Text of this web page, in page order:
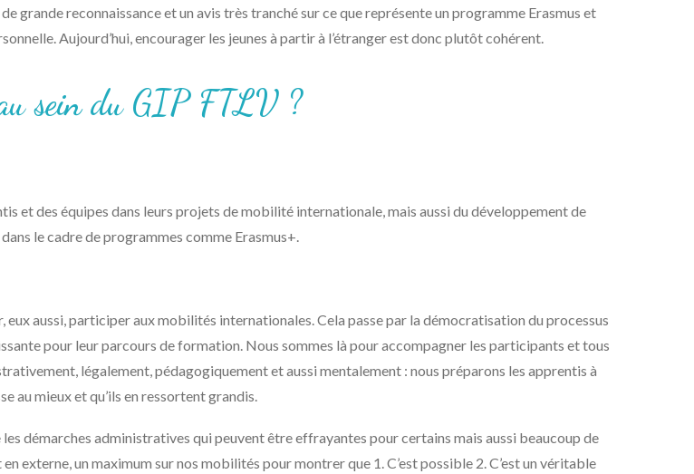
grande reconnaissance et un avis très tranché sur ce que représente un programme Erasmus et
Aujourd’hui, encourager les jeunes à partir à l’étranger est donc plutôt cohérent.
sein du GIP FTLV ?
et des équipes dans leurs projets de mobilité internationale, mais aussi du développement de
le cadre de programmes comme Erasmus+.
aussi, participer aux mobilités internationales. Cela passe par la démocratisation du processus
pour leur parcours de formation. Nous sommes là pour accompagner les participants et tous
légalement, pédagogiquement et aussi mentalement : nous préparons les apprentis à
au mieux et qu’ils en ressortent grandis.
démarches administratives qui peuvent être effrayantes pour certains mais aussi beaucoup de
externe, un maximum sur nos mobilités pour montrer que 1. C’est possible 2. C’est un véritable